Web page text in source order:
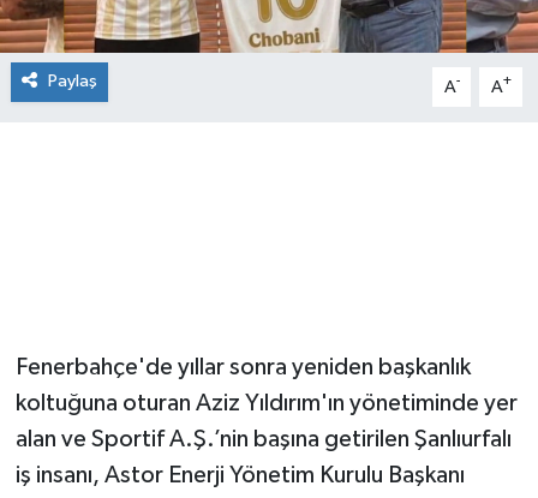
Paylaş A- A+
​Fenerbahçe'de yıllar sonra yeniden başkanlık
koltuğuna oturan Aziz Yıldırım'ın yönetiminde yer
alan ve Sportif A.Ş.’nin başına getirilen Şanlıurfalı
iş insanı, Astor Enerji Yönetim Kurulu Başkanı